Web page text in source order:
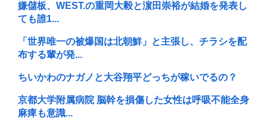
嫌儲板、WEST.の重岡大毅と濵田崇裕が結婚を発表し
ても誰1...
「世界唯一の被爆国は北朝鮮」と主張し、チラシを配
布する輩が発...
ちいかわのナガノと大谷翔平どっちが稼いでるの？
京都大学附属病院 脳幹を損傷した女性は呼吸不能全身
麻痺も意識...